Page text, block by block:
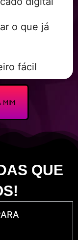
o que já
fácil
MIM
QUE